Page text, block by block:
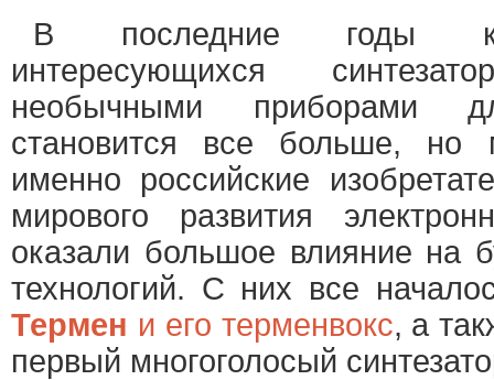
В последние годы
интересующихся
необычными приборами
становится все больше, но
именно российские
мирового развития
оказали большое влияние на
технологий. С них все
Термен и его терменвокс, а
первый многоголосый